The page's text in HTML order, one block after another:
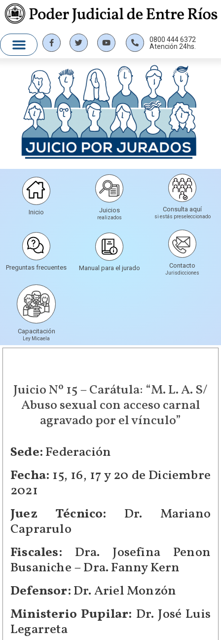
0800 444 6372
Atención 24hs.
Inicio Juicios
realizados
Consulta aquí
si estás preseleccionado
Preguntas frecuentes Manual para el jurado Contacto
Jurisdicciones
Capacitación
Ley Micaela
Juicio Nº 15 – Carátula: “M. L. A. S/
Abuso sexual con acceso carnal
agravado por el vínculo”
Sede:Federación
Fecha: 15, 16, 17 y 20 de Diciembre
2021
Juez Técnico: Dr. Mariano
Caprarulo
Fiscales: Dra. Josefina Penon
Busaniche – Dra. Fanny Kern
Defensor:Dr. Ariel Monzón
Ministerio Pupilar: Dr. José Luis
Legarreta